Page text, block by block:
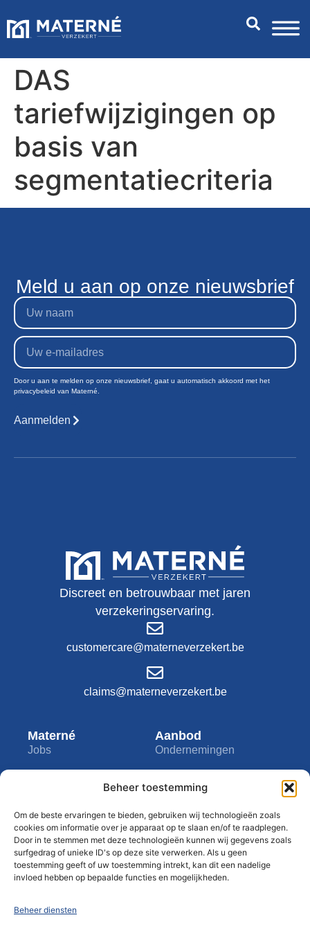
Beheer toestemming
Om de beste ervaringen te bieden, gebruiken wij technologieën zoals
cookies om informatie over je apparaat op te slaan en/of te raadplegen.
Door in te stemmen met deze technologieën kunnen wij gegevens zoals
surfgedrag of unieke ID's op deze site verwerken. Als u geen
toestemming geeft of uw toestemming intrekt, kan dit een nadelige
invloed hebben op bepaalde functies en mogelijkheden.
Beheer diensten
DAS
tariefwijzigingen op
basis van
segmentatiecriteria
Meld u aan op onze nieuwsbrief
Door u aan te melden op onze nieuwsbrief, gaat u automatisch akkoord met het
privacybeleid van Materné.
Aanmelden
Discreet en betrouwbaar met jaren
verzekeringservaring.
customercare@materneverzekert.be
claims@materneverzekert.be
Materné
Jobs
Aanbod
Ondernemingen
Bedrijf
Over ons
Contact
Privacyclausule
Tools
My Materné
Assistance
Blog